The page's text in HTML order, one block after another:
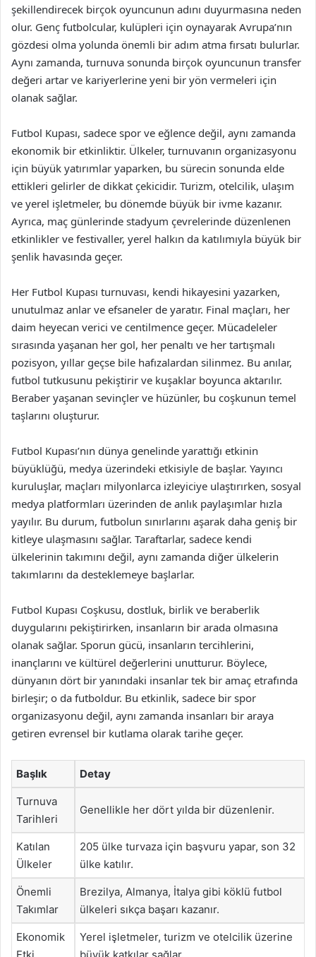
şekillendirecek birçok oyuncunun adını duyurmasına neden
olur. Genç futbolcular, kulüpleri için oynayarak Avrupa’nın
gözdesi olma yolunda önemli bir adım atma fırsatı bulurlar.
Aynı zamanda, turnuva sonunda birçok oyuncunun transfer
değeri artar ve kariyerlerine yeni bir yön vermeleri için
olanak sağlar.
Futbol Kupası, sadece spor ve eğlence değil, aynı zamanda
ekonomik bir etkinliktir. Ülkeler, turnuvanın organizasyonu
için büyük yatırımlar yaparken, bu sürecin sonunda elde
ettikleri gelirler de dikkat çekicidir. Turizm, otelcilik, ulaşım
ve yerel işletmeler, bu dönemde büyük bir ivme kazanır.
Ayrıca, maç günlerinde stadyum çevrelerinde düzenlenen
etkinlikler ve festivaller, yerel halkın da katılımıyla büyük bir
şenlik havasında geçer.
Her Futbol Kupası turnuvası, kendi hikayesini yazarken,
unutulmaz anlar ve efsaneler de yaratır. Final maçları, her
daim heyecan verici ve centilmence geçer. Mücadeleler
sırasında yaşanan her gol, her penaltı ve her tartışmalı
pozisyon, yıllar geçse bile hafızalardan silinmez. Bu anılar,
futbol tutkusunu pekiştirir ve kuşaklar boyunca aktarılır.
Beraber yaşanan sevinçler ve hüzünler, bu coşkunun temel
taşlarını oluşturur.
Futbol Kupası’nın dünya genelinde yarattığı etkinin
büyüklüğü, medya üzerindeki etkisiyle de başlar. Yayıncı
kuruluşlar, maçları milyonlarca izleyiciye ulaştırırken, sosyal
medya platformları üzerinden de anlık paylaşımlar hızla
yayılır. Bu durum, futbolun sınırlarını aşarak daha geniş bir
kitleye ulaşmasını sağlar. Taraftarlar, sadece kendi
ülkelerinin takımını değil, aynı zamanda diğer ülkelerin
takımlarını da desteklemeye başlarlar.
Futbol Kupası Coşkusu, dostluk, birlik ve beraberlik
duygularını pekiştirirken, insanların bir arada olmasına
olanak sağlar. Sporun gücü, insanların tercihlerini,
inançlarını ve kültürel değerlerini unutturur. Böylece,
dünyanın dört bir yanındaki insanlar tek bir amaç etrafında
birleşir; o da futboldur. Bu etkinlik, sadece bir spor
organizasyonu değil, aynı zamanda insanları bir araya
getiren evrensel bir kutlama olarak tarihe geçer.
Başlık Detay
Turnuva
Tarihleri
Genellikle her dört yılda bir düzenlenir.
Katılan
Ülkeler
205 ülke turvaza için başvuru yapar, son 32
ülke katılır.
Önemli
Takımlar
Brezilya, Almanya, İtalya gibi köklü futbol
ülkeleri sıkça başarı kazanır.
Ekonomik
Yerel işletmeler, turizm ve otelcilik üzerine